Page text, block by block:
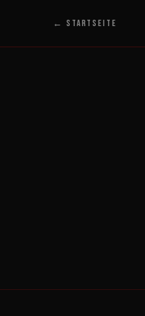
← Startseite